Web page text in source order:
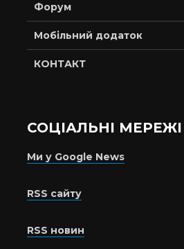
Форум
Мобільний додаток
КОНТАКТ
СОЦІАЛЬНІ МЕРЕЖІ
Ми у Google News
RSS сайту
RSS новин